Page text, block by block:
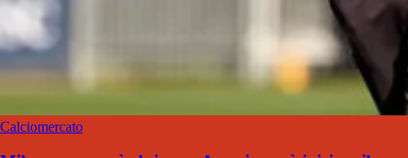
Calciomercato